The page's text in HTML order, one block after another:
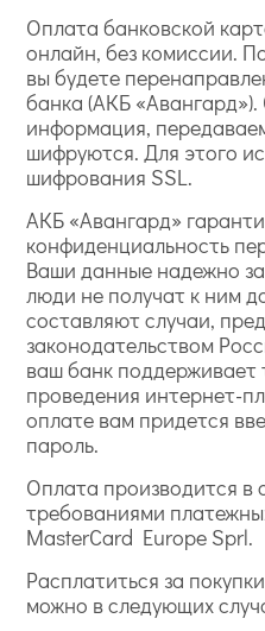
Оплата банковской
онлайн, без комиссии.
вы будете
банка (АКБ
информация,
шифруются. Для этого
шифрования SSL.
АКБ «Авангард»
конфиденциальность
Ваши данные надежно
люди не получат к ним
составляют случаи,
законодательством
ваш банк поддерживает
проведения интернет-
оплате вам придется
пароль.
Оплата производится в
требованиями
MasterCard Europe Sprl.
Расплатиться за
можно в следующих